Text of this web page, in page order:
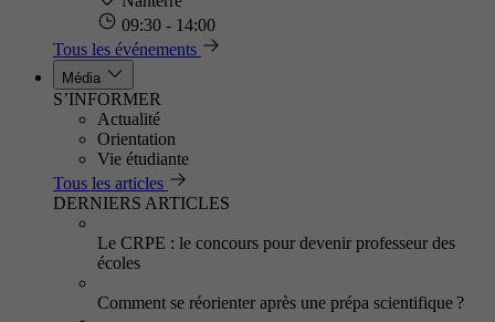
09:30 - 14:00
Tous les événements
Média
S’INFORMER
Actualité
Orientation
Vie étudiante
Tous les articles
DERNIERS ARTICLES
Le CRPE : le concours pour devenir professeur des
écoles
Comment se réorienter après une prépa scientifique ?